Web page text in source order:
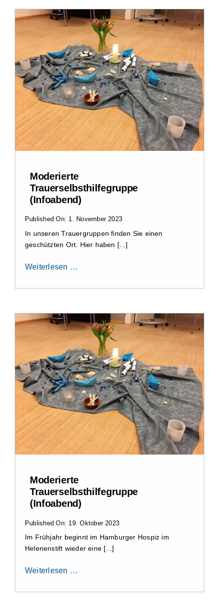
Zu Gast im Hospiz
Ambulanter Hospizberatungsdienst
Trauerarbeit
Engagement
Veranstaltungen
Hospiz am Deich
Stiftung Hamburger Hospiz
Kontakt
Downloads
Erfahrungsberichte
Datenschutzerklärung
Moderierte
Trauerselbsthilfegruppe
(Infoabend)
Published On: 1. November 2023
In unseren Trauergruppen finden Sie einen
geschützten Ort. Hier haben [...]
Weiterlesen …
Moderierte
Trauerselbsthilfegruppe
(Infoabend)
Published On: 19. Oktober 2023
Im Frühjahr beginnt im Hamburger Hospiz im
Helenenstift wieder eine [...]
Weiterlesen …